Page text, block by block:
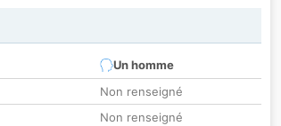
Un homme
Non renseigné
Non renseigné